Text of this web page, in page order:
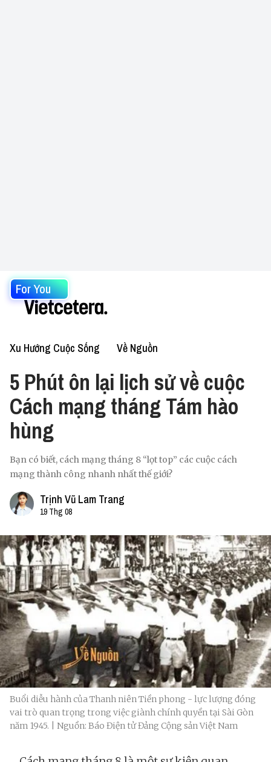
For You
Xu Hướng Cuộc Sống Về Nguồn
5 Phút ôn lại lịch sử về cuộc
Cách mạng tháng Tám hào
hùng
Bạn có biết, cách mạng tháng 8 “lọt top” các cuộc cách
mạng thành công nhanh nhất thế giới?
Trịnh Vũ Lam Trang
19 Thg 08
Buổi diễu hành của Thanh niên Tiền phong - lực lượng đóng
vai trò quan trọng trong việc giành chính quyền tại Sài Gòn
năm 1945. | Nguồn: Báo Điện tử Đảng Cộng sản Việt Nam